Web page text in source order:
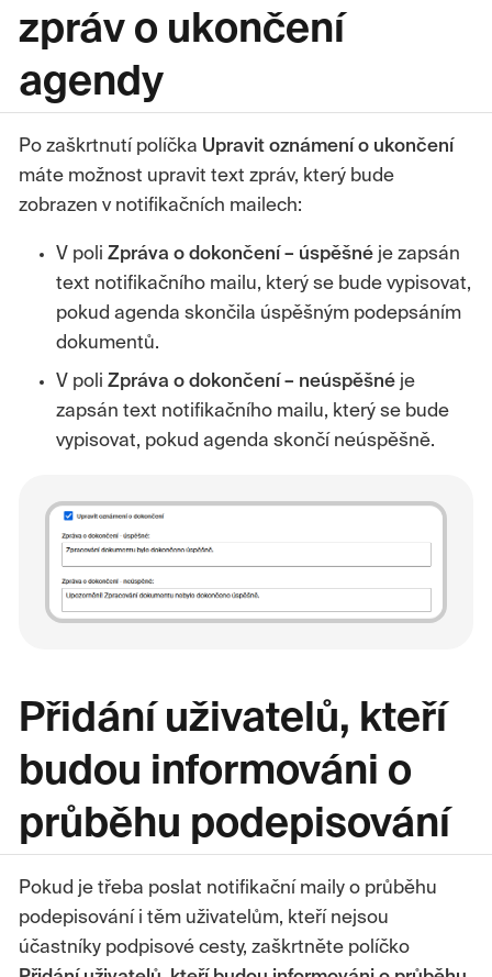
zpráv o ukončení
agendy
Po zaškrtnutí políčka Upravit oznámení o ukončení
máte možnost upravit text zpráv, který bude
zobrazen v notifikačních mailech:
V poli Zpráva o dokončení – úspěšné je zapsán
text notifikačního mailu, který se bude vypisovat,
pokud agenda skončila úspěšným podepsáním
dokumentů.
V poli Zpráva o dokončení – neúspěšné je
zapsán text notifikačního mailu, který se bude
vypisovat, pokud agenda skončí neúspěšně.
Přidání uživatelů, kteří
budou informováni o
průběhu podepisování
Pokud je třeba poslat notifikační maily o průběhu
podepisování i těm uživatelům, kteří nejsou
účastníky podpisové cesty, zaškrtněte políčko